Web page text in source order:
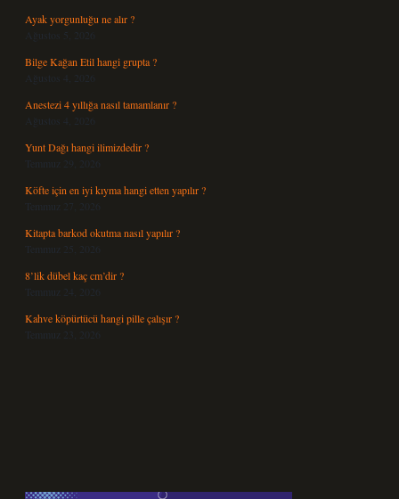
Ayak yorgunluğu ne alır ?
Ağustos 5, 2026
Bilge Kağan Etil hangi grupta ?
Ağustos 4, 2026
Anestezi 4 yıllığa nasıl tamamlanır ?
Ağustos 4, 2026
Yunt Dağı hangi ilimizdedir ?
Temmuz 29, 2026
Köfte için en iyi kıyma hangi etten yapılır ?
Temmuz 27, 2026
Kitapta barkod okutma nasıl yapılır ?
Temmuz 25, 2026
8’lik dübel kaç cm’dir ?
Temmuz 24, 2026
Kahve köpürtücü hangi pille çalışır ?
Temmuz 23, 2026